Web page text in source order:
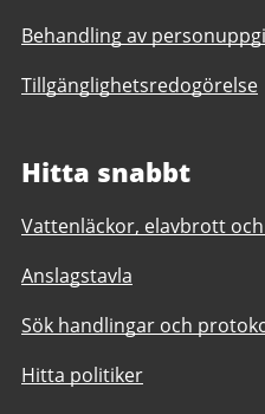
Behandling av
Tillgänglighetsredogörelse
Hitta snabbt
Vattenläckor, elavbrott
Anslagstavla
Sök handlingar och
Hitta politiker